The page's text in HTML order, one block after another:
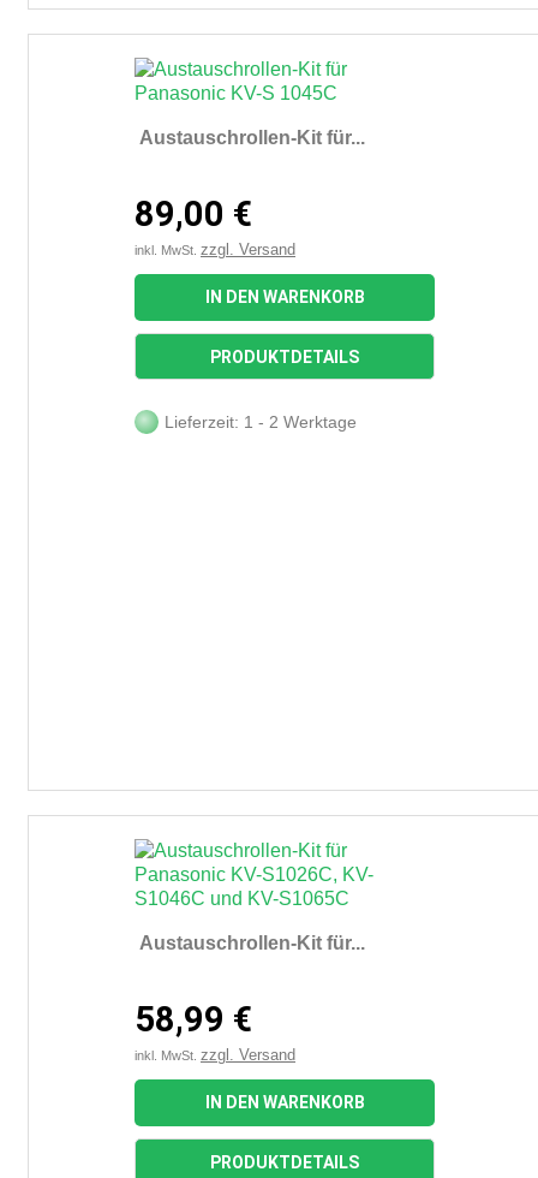
Austauschrollen-Kit für...
89,00 €
inkl. MwSt. zzgl. Versand
IN DEN WARENKORB
PRODUKTDETAILS
Lieferzeit: 1 - 2 Werktage
Austauschrollen-Kit für...
58,99 €
inkl. MwSt. zzgl. Versand
IN DEN WARENKORB
PRODUKTDETAILS